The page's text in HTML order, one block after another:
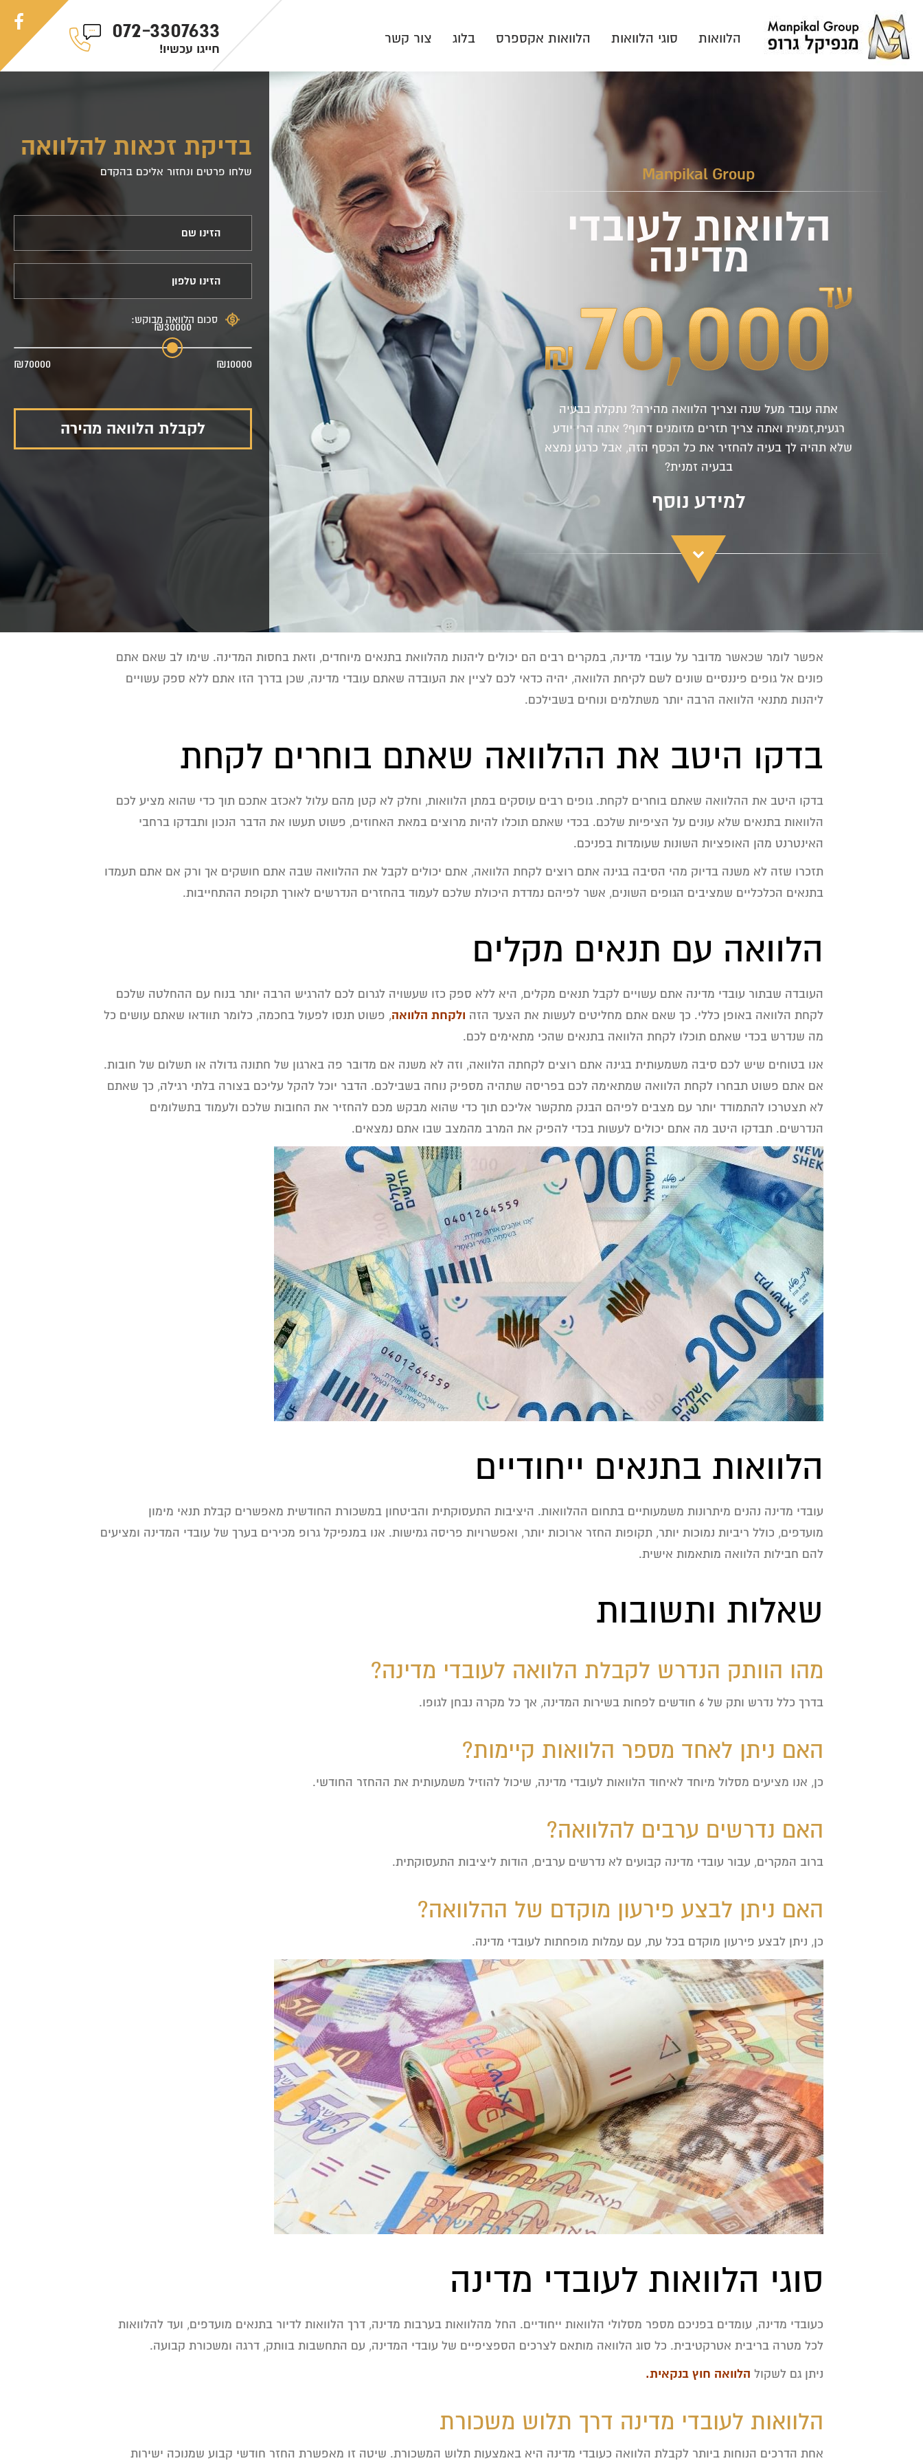
הלוואות סוגי הלוואות הלוואות אקספרס בלוג צור קשר 072-3307633
!חייגו עכשיו
בדיקת זכאות להלוואה
שלחו פרטים ונחזור אליכם בהקדם
סכום הלוואה מבוקש:
₪30000
₪10000
₪70000
Manpikal Group
הלוואות לעובדי
מדינה
אתה עובד מעל שנה וצריך הלוואה מהירה? נתקלת בבעיה
רגעית,זמנית ואתה צריך תזרים מזומנים דחוף? אתה הרי יודע
שלא תהיה לך בעיה להחזיר את כל הכסף הזה, אבל כרגע נמצא
בבעיה זמנית?
למידע נוסף
אפשר לומר שכאשר מדובר על עובדי מדינה, במקרים רבים הם יכולים ליהנות מהלוואת בתנאים מיוחדים, וזאת בחסות המדינה. שימו לב שאם אתם
פונים אל גופים פיננסיים שונים לשם לקיחת הלוואה, יהיה כדאי לכם לציין את העובדה שאתם עובדי מדינה, שכן בדרך הזו אתם ללא ספק עשויים
ליהנות מתנאי הלוואה הרבה יותר משתלמים ונוחים בשבילכם.
בדקו היטב את ההלוואה שאתם בוחרים לקחת
בדקו היטב את ההלוואה שאתם בוחרים לקחת. גופים רבים עוסקים במתן הלוואות, וחלק לא קטן מהם עלול לאכזב אתכם תוך כדי שהוא מציע לכם
הלוואות בתנאים שלא עונים על הציפיות שלכם. בכדי שאתם תוכלו להיות מרוצים במאת האחוזים, פשוט תעשו את הדבר הנכון ותבדקו ברחבי
האינטרנט מהן האופציות השונות שעומדות בפניכם.
תזכרו שזה לא משנה בדיוק מהי הסיבה בגינה אתם רוצים לקחת הלוואה, אתם יכולים לקבל את ההלוואה שבה אתם חושקים אך ורק אם אתם תעמדו
בתנאים הכלכליים שמציבים הגופים השונים, אשר לפיהם נמדדת היכולת שלכם לעמוד בהחזרים הנדרשים לאורך תקופת ההתחייבות.
הלוואה עם תנאים מקלים
העובדה שבתור עובדי מדינה אתם עשויים לקבל תנאים מקלים, היא ללא ספק כזו שעשויה לגרום לכם להרגיש הרבה יותר בנוח עם ההחלטה שלכם
לקחת הלוואה באופן כללי. כך שאם אתם מחליטים לעשות את הצעד הזה ולקחת הלוואה, פשוט תנסו לפעול בחכמה, כלומר תוודאו שאתם עושים כל
מה שנדרש בכדי שאתם תוכלו לקחת הלוואה בתנאים שהכי מתאימים לכם.
אנו בטוחים שיש לכם סיבה משמעותית בגינה אתם רוצים לקחתה הלוואה, וזה לא משנה אם מדובר פה בארגון של חתונה גדולה או תשלום של חובות.
אם אתם פשוט תבחרו לקחת הלוואה שמתאימה לכם בפריסה שתהיה מספיק נוחה בשבילכם. הדבר יוכל להקל עליכם בצורה בלתי רגילה, כך שאתם
לא תצטרכו להתמודד יותר עם מצבים לפיהם הבנק מתקשר אליכם תוך כדי שהוא מבקש מכם להחזיר את החובות שלכם ולעמוד בתשלומים
הנדרשים. תבדקו היטב מה אתם יכולים לעשות בכדי להפיק את המרב מהמצב שבו אתם נמצאים.
הלוואות בתנאים ייחודיים
עובדי מדינה נהנים מיתרונות משמעותיים בתחום ההלוואות. היציבות התעסוקתית והביטחון במשכורת החודשית מאפשרים קבלת תנאי מימון
מועדפים, כולל ריביות נמוכות יותר, תקופות החזר ארוכות יותר, ואפשרויות פריסה גמישות. אנו במנפיקל גרופ מכירים בערך של עובדי המדינה ומציעים
להם חבילות הלוואה מותאמות אישית.
שאלות ותשובות
מהו הוותק הנדרש לקבלת הלוואה לעובדי מדינה?
בדרך כלל נדרש ותק של 6 חודשים לפחות בשירות המדינה, אך כל מקרה נבחן לגופו.
האם ניתן לאחד מספר הלוואות קיימות?
כן, אנו מציעים מסלול מיוחד לאיחוד הלוואות לעובדי מדינה, שיכול להוזיל משמעותית את ההחזר החודשי.
האם נדרשים ערבים להלוואה?
ברוב המקרים, עבור עובדי מדינה קבועים לא נדרשים ערבים, הודות ליציבות התעסוקתית.
האם ניתן לבצע פירעון מוקדם של ההלוואה?
כן, ניתן לבצע פירעון מוקדם בכל עת, עם עמלות מופחתות לעובדי מדינה.
סוגי הלוואות לעובדי מדינה
כעובדי מדינה, עומדים בפניכם מספר מסלולי הלוואות ייחודיים. החל מהלוואות בערבות מדינה, דרך הלוואות לדיור בתנאים מועדפים, ועד להלוואות
לכל מטרה בריבית אטרקטיבית. כל סוג הלוואה מותאם לצרכים הספציפיים של עובדי המדינה, עם התחשבות בוותק, דרגה ומשכורת קבועה.
ניתן גם לשקול הלוואה חוץ בנקאית.
הלוואות לעובדי מדינה דרך תלוש משכורת
אחת הדרכים הנוחות ביותר לקבלת הלוואה כעובדי מדינה היא באמצעות תלוש המשכורת. שיטה זו מאפשרת החזר חודשי קבוע שמנוכה ישירות